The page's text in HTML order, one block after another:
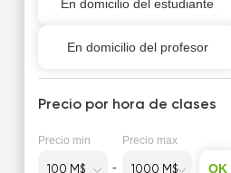
Para ingresar a la universidad
en el exterior
En domicilio del estudiante
En domicilio del profesor
Precio por hora de clases
Precio min Precio max
OK